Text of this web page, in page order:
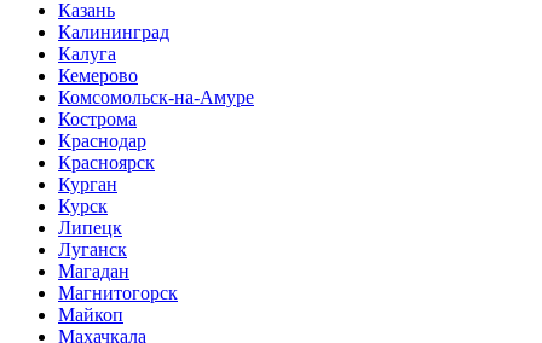
Казань
Калининград
Калуга
Кемерово
Комсомольск-на-Амуре
Кострома
Краснодар
Красноярск
Курган
Курск
Липецк
Луганск
Магадан
Магнитогорск
Майкоп
Махачкала